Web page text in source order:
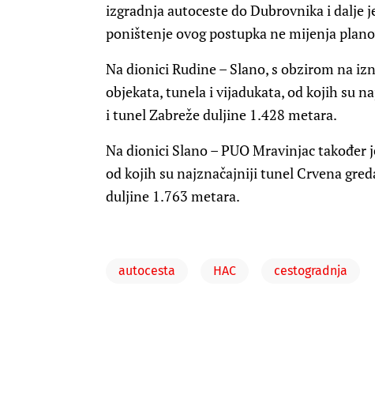
izgradnja autoceste do Dubrovnika i
poništenje ovog postupka ne mijenja
Na dionici Rudine – Slano, s obzirom na
objekata, tunela i vijadukata, od kojih su
i tunel Zabreže duljine 1.428 metara.
Na dionici Slano – PUO Mravinjac također
od kojih su najznačajniji tunel Crvena
duljine 1.763 metara.
autocesta HAC cestogradnja